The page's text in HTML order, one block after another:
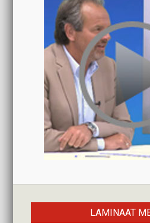
LAMINAAT